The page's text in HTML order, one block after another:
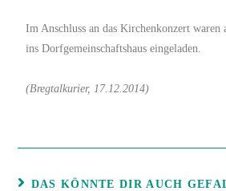
Im Anschluss an das Kirchenkonzert waren
ins Dorfgemeinschaftshaus eingeladen.
(Bregtalkurier, 17.12.2014)
DAS KÖNNTE DIR AUCH